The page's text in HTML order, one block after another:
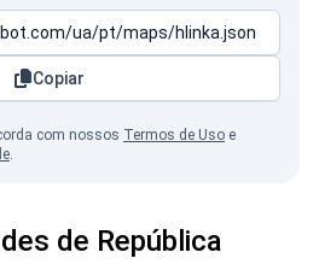
Copiar
com nossos Termos de Uso e
.
de República